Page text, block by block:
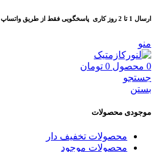
ارسال 1 تا 2 روز کاری پاسخگویی فقط از طریق واتساپ
منو
0 محصول 0 تومان
جستجو
بستن
موجودی محصولات
محصولات تخفیف دار
محصولات موجود